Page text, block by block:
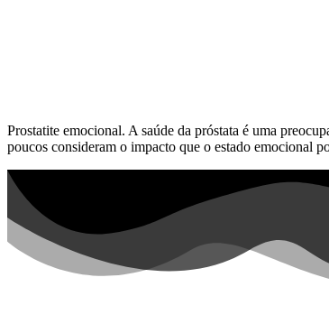
Prostatite emocional. A saúde da próstata é uma
poucos consideram o impacto que o estado emocional